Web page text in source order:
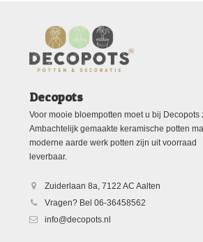
Decopots
Voor mooie bloempotten moet u bij Decopots
Ambachtelijk gemaakte keramische potten
moderne aarde werk potten zijn uit voorraad
leverbaar.
Zuiderlaan 8a, 7122 AC Aalten
Vragen? Bel 06-36458562
info@decopots.nl